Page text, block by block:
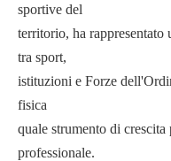
sportive del
territorio, ha
tra sport,
istituzioni e Forze
fisica
quale strumento di crescita
professionale.